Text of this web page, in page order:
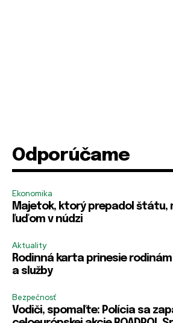
Odporúčame
Ekonomika
Majetok, ktorý prepadol štátu,
ľuďom v núdzi
Aktuality
Rodinná karta prinesie
a služby
Bezpečnosť
Vodiči, spomaľte: Polícia sa